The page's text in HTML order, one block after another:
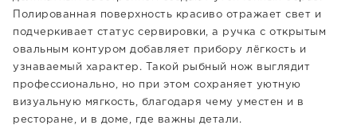
Полированная поверхность красиво отражает свет и
подчеркивает статус сервировки, а ручка с открытым
овальным контуром добавляет прибору лёгкость и
узнаваемый характер. Такой рыбный нож выглядит
профессионально, но при этом сохраняет уютную
визуальную мягкость, благодаря чему уместен и в
ресторане, и в доме, где важны детали.